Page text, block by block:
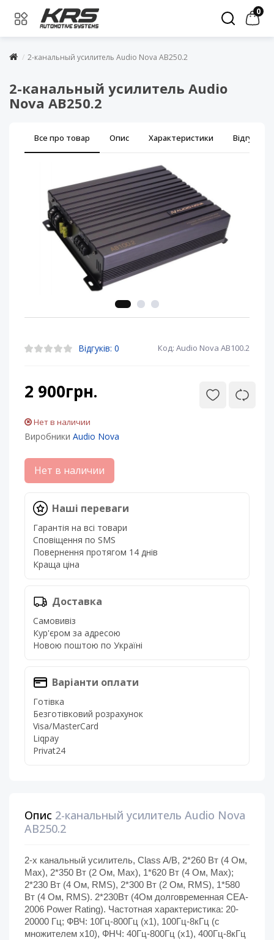
0
2-канальный усилитель Audio Nova AB250.2
2-канальный усилитель Audio
Nova AB250.2
Все про товар Опис Характеристики Відгуки (0)
Відгуків: 0 Код: Audio Nova AB100.2
2 900грн.
Нет в наличии
Виробники Audio Nova
Нет в наличии
Наші переваги
Гарантія на всі товари
Сповіщення по SMS
Повернення протягом 14 днів
Краща ціна
Доставка
Самовивіз
Кур'єром за адресою
Новою поштою по Україні
Варіанти оплати
Готівка
Безготівковий розрахунок
Visa/MasterCard
Liqpay
Privat24
Опис 2-канальный усилитель Audio Nova
AB250.2
2-х канальный усилитель, Class A/B, 2*260 Вт (4 Ом,
Max), 2*350 Вт (2 Ом, Max), 1*620 Вт (4 Ом, Max);
2*230 Вт (4 Ом, RMS), 2*300 Вт (2 Ом, RMS), 1*580
Вт (4 Ом, RMS). 2*230Вт (4Ом долговременная CEA-
2006 Power Rating). Частотная характеристика: 20-
20000 Гц; ФВЧ: 10Гц-800Гц (х1), 100Гц-8кГц (с
множителем х10), ФНЧ: 40Гц-800Гц (х1), 400Гц-8кГц